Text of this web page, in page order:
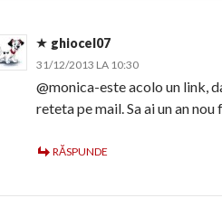
ghiocel07
31/12/2013 LA 10:30
@monica-este acolo un link,
reteta pe mail. Sa ai un an
RĂSPUNDE